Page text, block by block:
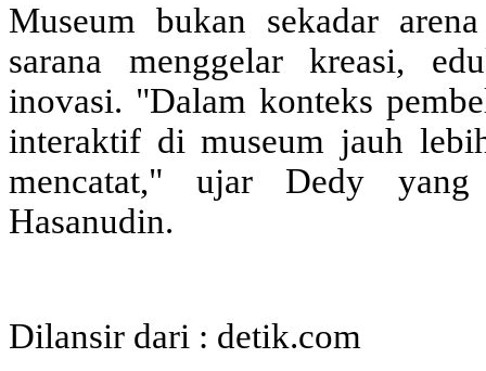
Museum bukan sekadar
sarana menggelar kreasi,
inovasi. "Dalam konteks
interaktif di museum jauh
mencatat," ujar Dedy
Hasanudin.
Dilansir dari : detik.com